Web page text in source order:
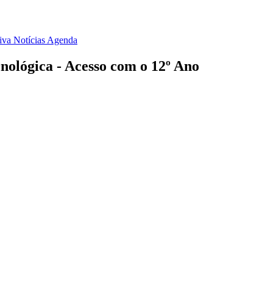
Notícias Agenda
- Acesso com o 12º Ano